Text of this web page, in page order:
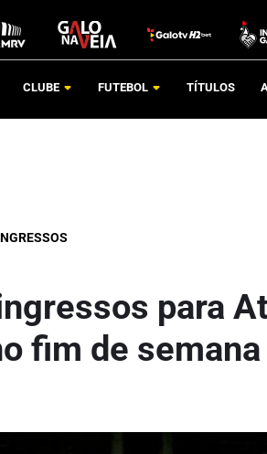
CLUBE FUTEBOL TÍTULOS
para
fim de semana